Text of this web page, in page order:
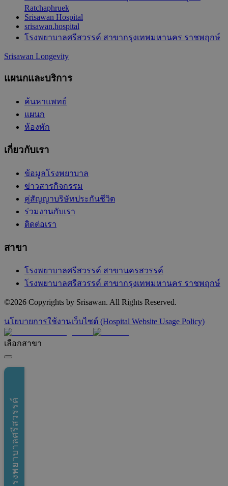
Ratchaphruek
Srisawan Hospital
srisawan.hospital
โรงพยาบาลศรีสวรรค์ สาขากรุงเทพมหานคร ราชพฤกษ์
Srisawan Longevity
แผนกและบริการ
ค้นหาแพทย์
แผนก
ห้องพัก
เกี่ยวกับเรา
ข้อมูลโรงพยาบาล
ข่าวสารกิจกรรม
คู่สัญญาบริษัทประกันชีวิต
ร่วมงานกับเรา
ติดต่อเรา
สาขา
โรงพยาบาลศรีสวรรค์ สาขานครสวรรค์
โรงพยาบาลศรีสวรรค์ สาขากรุงเทพมหานคร ราชพฤกษ์
©2026 Copyrights by Srisawan. All Rights Reserved.
นโยบายการใช้งานเว็บไซต์ (Hospital Website Usage Policy)
เลือกสาขา
โรงพยาบาลศรีสวรรค์